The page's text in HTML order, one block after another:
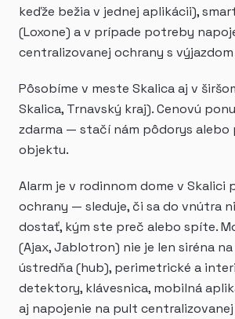
keďže bežia v jednej aplikácii),
(Loxone) a v prípade potreby
centralizovanej ochrany s výjazdom
Pôsobíme v meste Skalica aj v
Skalica, Trnavský kraj). Cenovú
zdarma — stačí nám pôdorys
objektu.
Alarm je v rodinnom dome v Skalici
ochrany — sleduje, či sa do vnútra
dostať, kým ste preč alebo spíte.
(Ajax, Jablotron) nie je len siréna
ústredňa (hub), perimetrické a
detektory, klávesnica, mobilná
aj napojenie na pult centralizovanej